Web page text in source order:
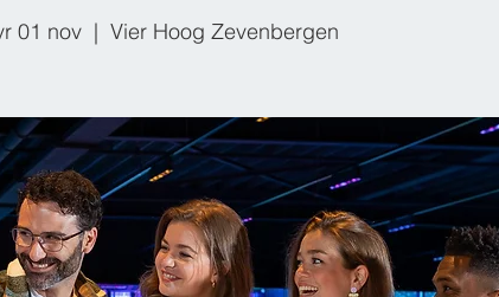
01 nov
  |
Vier Hoog Zevenbergen